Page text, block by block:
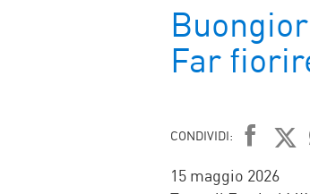
Far
CONDIVIDI:
15 maggio 2026